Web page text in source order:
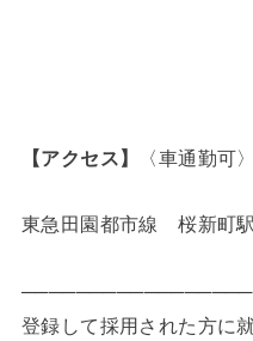
【アクセス】 〈車通勤可〉
東急田園都市線 桜新町
登録して採用された方に